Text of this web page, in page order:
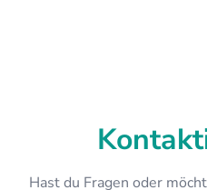
Hast du Fragen oder